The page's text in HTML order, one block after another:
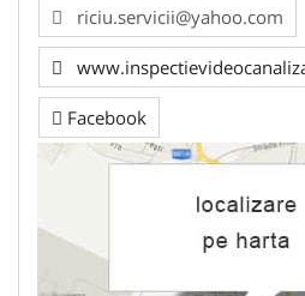
riciu.servicii@yahoo.com
Facebook